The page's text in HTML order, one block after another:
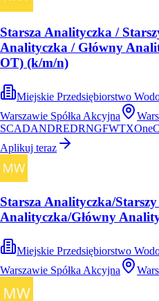
Starsza Analityczka /
Analityczka / Główny
OT) (k/m/n)
Miejskie Przedsiębiorstwo
Warszawie Spółka Akcyjna
SCADANDREDRNGFWTXOne
Aplikuj teraz
Starsza Analityczka/
Analityczka/Główny
Miejskie Przedsiębiorstwo
Warszawie Spółka Akcyjna